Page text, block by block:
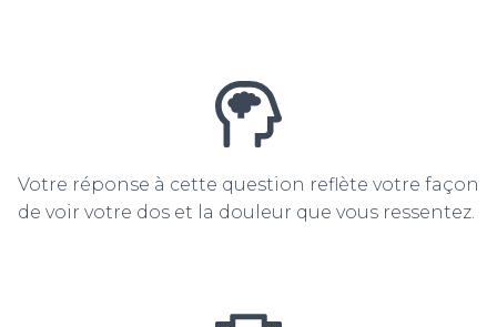
Votre réponse à cette question reflète votre façon
de voir votre dos et la douleur que vous ressentez.